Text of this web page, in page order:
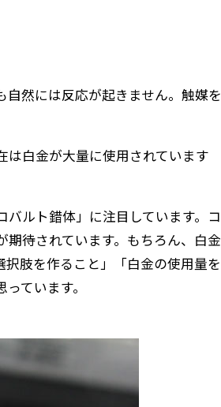
然には反応が起きません。触媒を
白金が大量に使用されています
ルト錯体」に注目しています。コ
待されています。もちろん、白金
肢を作ること」「白金の使用量を
ています。